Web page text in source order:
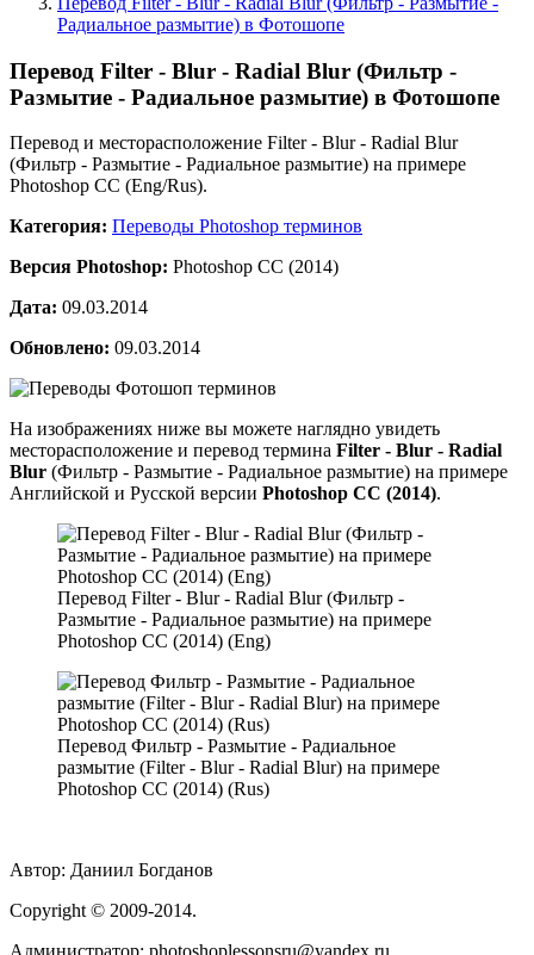
Радиальное размытие) в Фотошопе
Перевод Filter - Blur - Radial Blur (Фильтр -
Размытие - Радиальное размытие) в Фотошопе
Перевод и месторасположение Filter - Blur - Radial Blur
(Фильтр - Размытие - Радиальное размытие) на примере
Photoshop CC (Eng/Rus).
Категория: Переводы Photoshop терминов
Версия Photoshop: Photoshop CC (2014)
Дата: 09.03.2014
Обновлено: 09.03.2014
На изображениях ниже вы можете наглядно увидеть
месторасположение и перевод термина Filter - Blur - Radial
Blur (Фильтр - Размытие - Радиальное размытие) на примере
Английской и Русской версии Photoshop CC (2014).
Перевод Filter - Blur - Radial Blur (Фильтр -
Размытие - Радиальное размытие) на примере
Photoshop CC (2014) (Eng)
Перевод Фильтр - Размытие - Радиальное
размытие (Filter - Blur - Radial Blur) на примере
Photoshop CC (2014) (Rus)
Автор: Даниил Богданов
Сopyright© 2009-2014.